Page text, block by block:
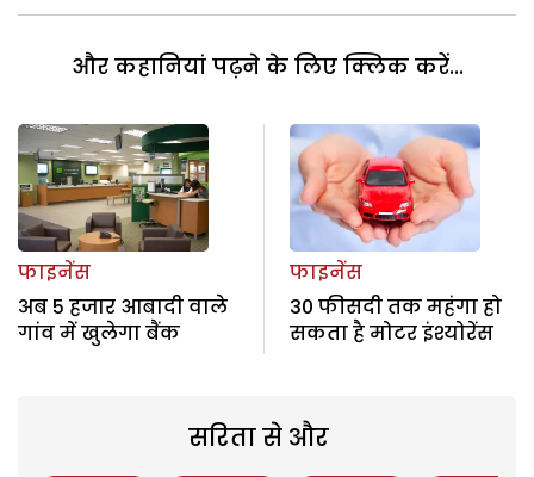
और कहानियां पढ़ने के लिए क्लिक करें...
फाइनेंस
अब 5 हजार आबादी वाले
गांव में खुलेगा बैंक
फाइनेंस
30 फीसदी तक महंगा हो
सकता है मोटर इंश्योरेंस
सरिता से और